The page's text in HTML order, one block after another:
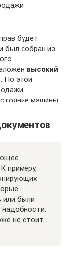
будет
был собран из
высокий
По этой
машины.
примеру,
или были
надобности.
не стоит